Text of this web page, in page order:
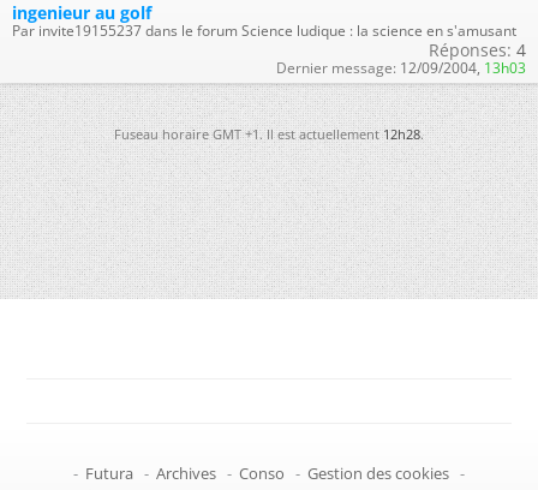
ingenieur au golf
Par invite19155237 dans le forum Science ludique : la science en s'amusant
Réponses: 4
Dernier message: 12/09/2004, 13h03
Fuseau horaire GMT +1. Il est actuellement12h28.
- Futura - Archives - Conso - Gestion des cookies -